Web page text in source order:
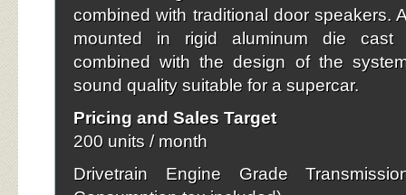
combined with traditional door speakers.
mounted in rigid aluminum die cast
combined with the design of the
sound quality suitable for a supercar.
Pricing and Sales Target
200 units / month
Drivetrain Engine Grade